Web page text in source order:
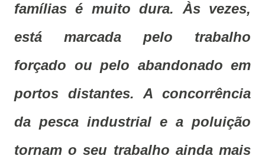
famílias é muito dura. Às vezes,
está marcada pelo trabalho
forçado ou pelo abandonado em
portos distantes. A concorrência
da pesca industrial e a poluição
tornam o seu trabalho ainda mais